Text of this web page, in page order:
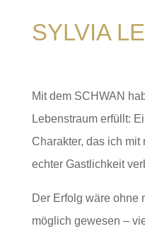
​SYLVIA
Mit dem SCHWAN
Lebenstraum erfüllt:
Charakter, das ich mit
echter Gastlichkeit
Der Erfolg wäre ohne
möglich gewesen –